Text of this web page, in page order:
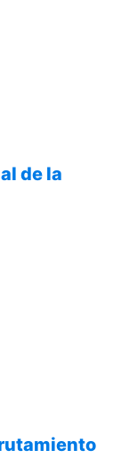
de la